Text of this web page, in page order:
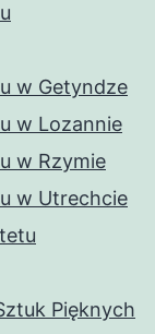
w Getyndze
w Lozannie
w Rzymie
w Utrechcie
Pięknych